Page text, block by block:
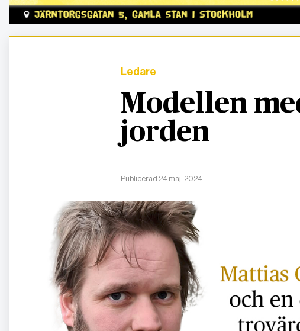
Ledare
Modellen
jorden
Publicerad 24 maj, 2024